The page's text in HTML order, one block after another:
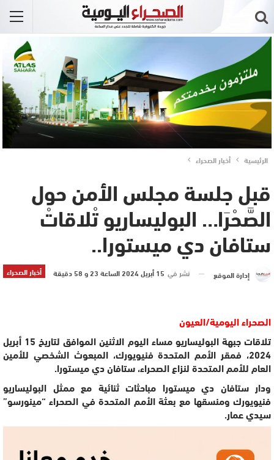
الرئيسية أخبار الصحراء
قبل جلسة مجلس الأمن حول
الصَّحْرَا… البوليساريو تْلاقاتْ
ستافان دي ميستورا..
أخبار الصحراء إدارة الموقع نشر في 15 أبريل 2024 الساعة 23 و 58 دقيقة
الصحراء اليومية/العيون
تلاقات جبهة البوليساريو مساء اليوم الاثنين الموافق لتاريخ 15 أبريل
2024، فمقر الأمم المتحدة فنيويورك، المبعوث الشخصي للأمين
العام للأمم المتحدة لنزاع الصحراء، ستافان دي ميستورا.
ودار ستافان دي ميستورا مباحثات ثنائية مع ممثل البوليساريو
فنيويورك ومنسقها مع بعثة الأمم المتحدة في الصحراء “مينورسو”
سيدي عمار.